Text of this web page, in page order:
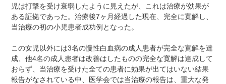
児は打撃を受け衰弱したように見えたが、これは治療が効果が
ある証拠であった。治療後7ヶ月経過した現在、完全に寛解し、
当治療の初の小児患者成功例となった。
この女児以外には3名の慢性白血病の成人患者が完全な寛解を達
成、他4名の成人患者は改善はしたものの完全な寛解は達成して
おらず、当治療を受けた全ての患者に効果が出てはいない結果
報告がなされている中、医学会では当治療の報告は、重大な発